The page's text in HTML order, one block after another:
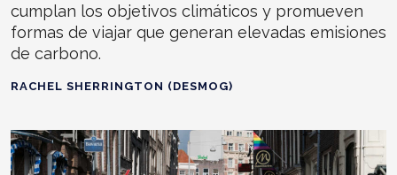
cumplan los objetivos climáticos y promueven
formas de viajar que generan elevadas emisiones
de carbono.
RACHEL SHERRINGTON (DESMOG)